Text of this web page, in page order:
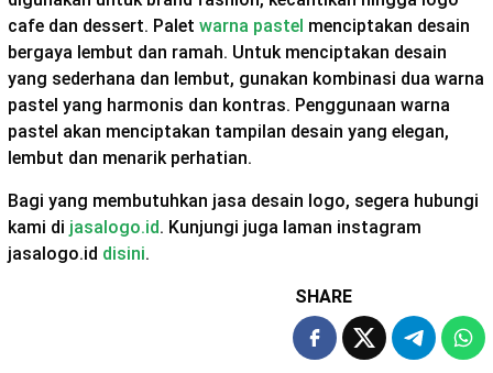
cafe dan dessert. Palet warna pastel menciptakan desain
bergaya lembut dan ramah. Untuk menciptakan desain
yang sederhana dan lembut, gunakan kombinasi dua warna
pastel yang harmonis dan kontras. Penggunaan warna
pastel akan menciptakan tampilan desain yang elegan,
lembut dan menarik perhatian.
Bagi yang membutuhkan jasa desain logo, segera hubungi
kami di jasalogo.id. Kunjungi juga laman instagram
jasalogo.id disini.
SHARE